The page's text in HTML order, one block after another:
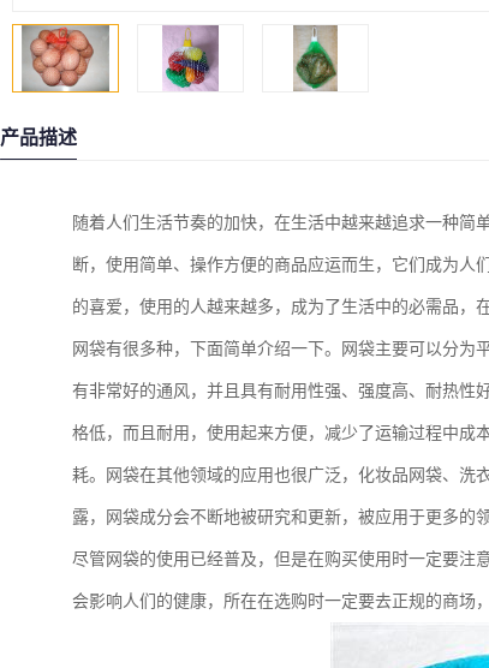
产品描述
随着人们生活节奏的加快，在生活中越来越追求一种
断，使用简单、操作方便的商品应运而生，它们成为人
的喜爱，使用的人越来越多，成为了生活中的必需品，
网袋有很多种，下面简单介绍一下。网袋主要可以分
有非常好的通风，并且具有耐用性强、强度高、耐热性
格低，而且耐用，使用起来方便，减少了运输过程中成
耗。网袋在其他领域的应用也很广泛，化妆品网袋、洗
露，网袋成分会不断地被研究和更新，被应用于更多的领
尽管网袋的使用已经普及，但是在购买使用时一定要注
会影响人们的健康，所在在选购时一定要去正规的商场